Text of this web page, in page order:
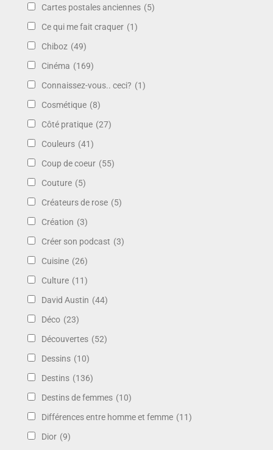
Cartes postales anciennes (5)
Ce qui me fait craquer (1)
Chiboz (49)
Cinéma (169)
Connaissez-vous.. ceci? (1)
Cosmétique (8)
Côté pratique (27)
Couleurs (41)
Coup de coeur (55)
Couture (5)
Créateurs de rose (5)
Création (3)
Créer son podcast (3)
Cuisine (26)
Culture (11)
David Austin (44)
Déco (23)
Découvertes (52)
Dessins (10)
Destins (136)
Destins de femmes (10)
Différences entre homme et femme (11)
Dior (9)